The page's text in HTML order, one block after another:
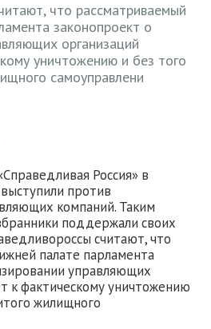
что рассматриваемый
законопроект о
организаций
уничтожению и без того
самоуправлени
Россия» в
против
компаний. Таким
поддержали своих
считают, что
палате парламента
управляющих
к фактическому уничтожению
жилищного